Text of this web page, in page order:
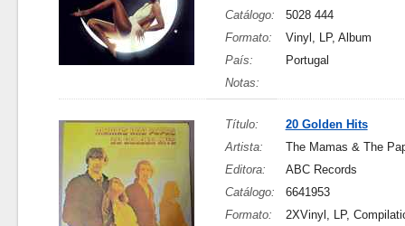
Catálogo:
5028 444
Formato:
Vinyl, LP, Album
País:
Portugal
Notas:
Título:
20 Golden Hits
Artista:
The Mamas & The
Editora:
ABC Records
Catálogo:
6641953
Formato:
2XVinyl, LP,